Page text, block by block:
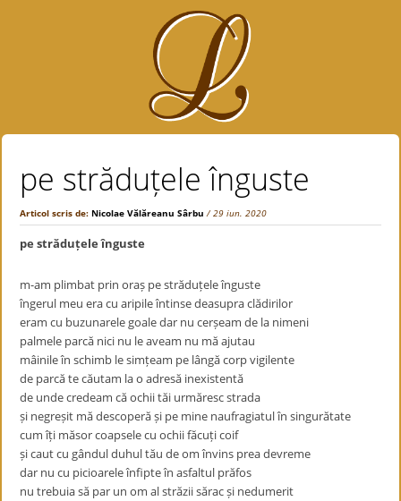
pe străduțele înguste
Articol scris de:Nicolae Vălăreanu Sârbu / 29 iun. 2020
pe străduțele înguste
m-am plimbat prin oraș pe străduțele înguste
îngerul meu era cu aripile întinse deasupra clădirilor
eram cu buzunarele goale dar nu cerșeam de la nimeni
palmele parcă nici nu le aveam nu mă ajutau
mâinile în schimb le simțeam pe lângă corp vigilente
de parcă te căutam la o adresă inexistentă
de unde credeam că ochii tăi urmăresc strada
și negreșit mă descoperă și pe mine naufragiatul în singurătate
cum îți măsor coapsele cu ochii făcuți coif
și caut cu gândul duhul tău de om învins prea devreme
dar nu cu picioarele înfipte în asfaltul prăfos
nu trebuia să par un om al străzii sărac și nedumerit